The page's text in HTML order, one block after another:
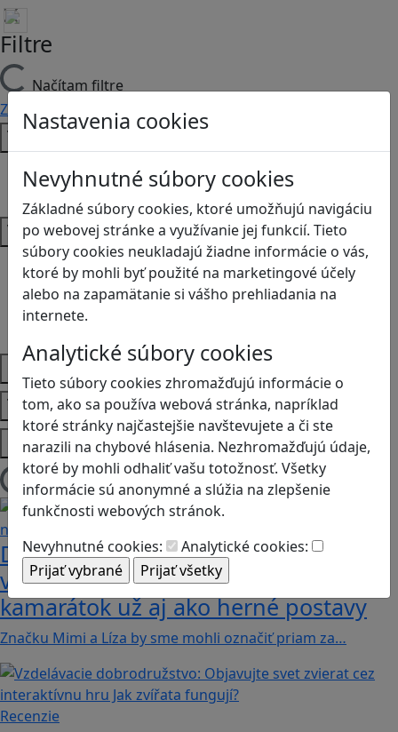
Nastavenia cookies
Nevyhnutné súbory cookies
Základné súbory cookies, ktoré umožňujú navigáciu
po webovej stránke a využívanie jej funkcií. Tieto
súbory cookies neukladajú žiadne informácie o vás,
ktoré by mohli byť použité na marketingové účely
alebo na zapamätanie si vášho prehliadania na
internete.
Analytické súbory cookies
Tieto súbory cookies zhromažďujú informácie o
tom, ako sa používa webová stránka, napríklad
ktoré stránky najčastejšie navštevujete a či ste
narazili na chybové hlásenia. Nezhromažďujú údaje,
ktoré by mohli odhaliť vašu totožnosť. Všetky
informácie sú anonymné a slúžia na zlepšenie
funkčnosti webových stránok.
Nevyhnutné cookies:
Analytické cookies:
Filtre
Načítam filtre
Zmazať filtre
Filtrovať
Typ
Články
Recenzie
Vek
MŠ
1.stupeň ZŠ
2.stupeň ZŠ
Predmety
Témy
Platformy
Načítam blogy
Dobrodružstvá Mimi a Lízy vo
videohre? Dvojica neoddeliteľných
kamarátok už aj ako herné postavy
Značku Mimi a Líza by sme mohli označiť priam za…
Recenzie